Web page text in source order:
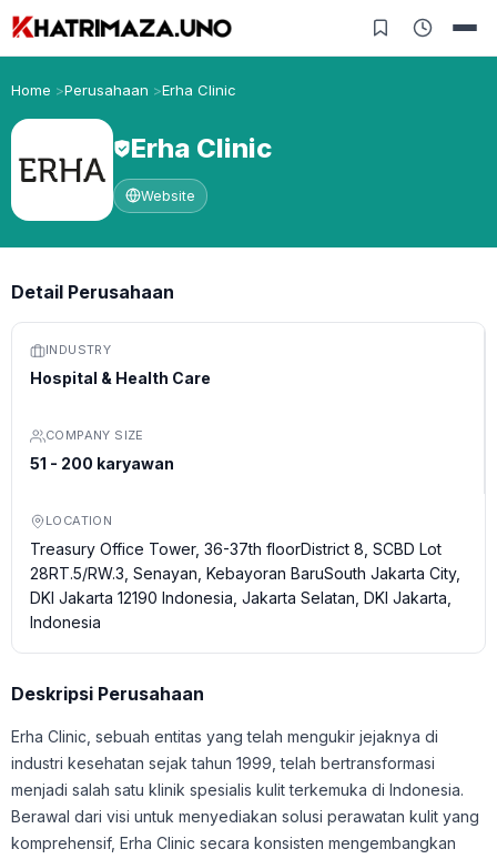
Home Perusahaan Erha Clinic
Erha Clinic
Website
Detail Perusahaan
INDUSTRY
Hospital & Health Care
COMPANY SIZE
51 - 200 karyawan
LOCATION
Treasury Office Tower, 36-37th floorDistrict 8, SCBD Lot
28RT.5/RW.3, Senayan, Kebayoran BaruSouth Jakarta City,
DKI Jakarta 12190 Indonesia, Jakarta Selatan, DKI Jakarta,
Indonesia
Deskripsi Perusahaan
Erha Clinic, sebuah entitas yang telah mengukir jejaknya di
industri kesehatan sejak tahun 1999, telah bertransformasi
menjadi salah satu klinik spesialis kulit terkemuka di Indonesia.
Berawal dari visi untuk menyediakan solusi perawatan kulit yang
komprehensif, Erha Clinic secara konsisten mengembangkan